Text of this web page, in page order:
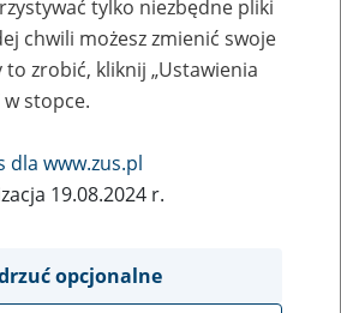
siebie - zakładanie profili
Twojej firmy
tylko niezbędne pliki
chwili możesz zmienić swoje
to zrobić, kliknij „Ustawienia
stopce.
dla www.zus.pl
19.08.2024 r.
opcjonalne